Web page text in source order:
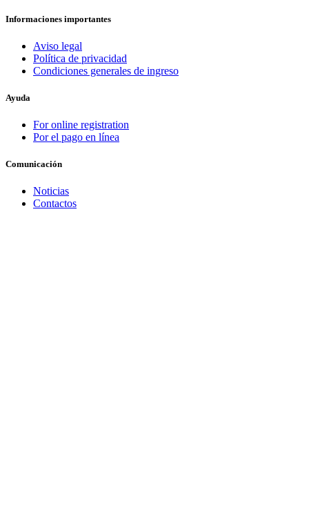
Informaciones importantes
Aviso legal
Política de privacidad
Condiciones generales de ingreso
Ayuda
For online registration
Por el pago en línea
Comunicación
Noticias
Contactos